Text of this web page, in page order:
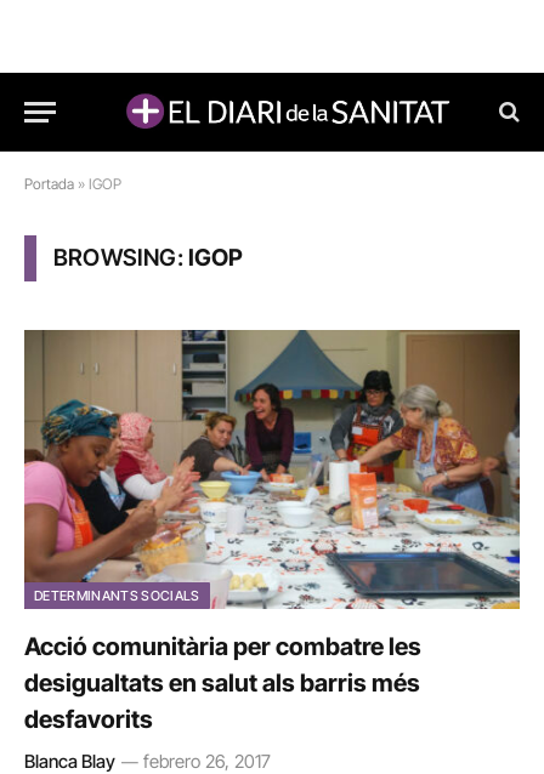
Portada » IGOP
BROWSING:IGOP
DETERMINANTS SOCIALS
Acció comunitària per combatre les
desigualtats en salut als barris més
desfavorits
Blanca Blay febrero 26, 2017